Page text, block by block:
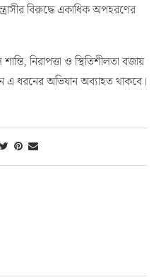
বিরুদ্ধে একাধিক অপহরণের
নিরাপত্তা ও স্থিতিশীলতা বজায়
এ ধরনের অভিযান অব্যাহত থাকবে।